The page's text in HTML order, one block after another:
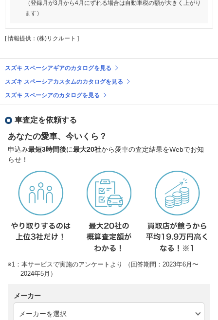
（登録月が3月から4月にずれる場合は自動車税の額が大きく上がり
ます）
[ 情報提供：(株)リクルート ]
スズキ スペーシアギアのカタログを見る
スズキ スペーシアカスタムのカタログを見る
スズキ スペーシアのカタログを見る
車査定を依頼する
あなたの愛車、今いくら？
申込み最短3時間後に最大20社から愛車の査定結果をWebでお知
らせ！
※1：本サービスで実施のアンケートより （回答期間：2023年6月〜
2024年5月）
メーカー